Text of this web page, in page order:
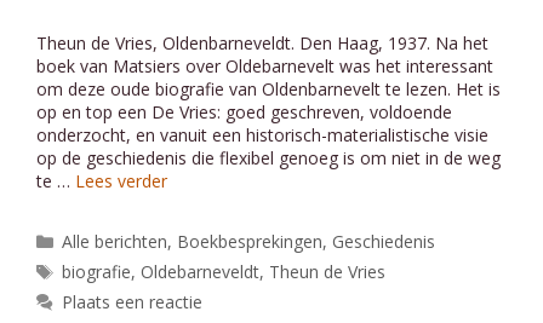
Theun de Vries, Oldenbarneveldt. Den Haag, 1937. Na het
boek van Matsiers over Oldebarnevelt was het interessant
om deze oude biografie van Oldenbarnevelt te lezen. Het is
op en top een De Vries: goed geschreven, voldoende
onderzocht, en vanuit een historisch-materialistische visie
op de geschiedenis die flexibel genoeg is om niet in de weg
te … Lees verder
Categorieën
Alle berichten, Boekbesprekingen, Geschiedenis
Tags
biografie,Oldebarneveldt, Theun de Vries
Plaats een reactie